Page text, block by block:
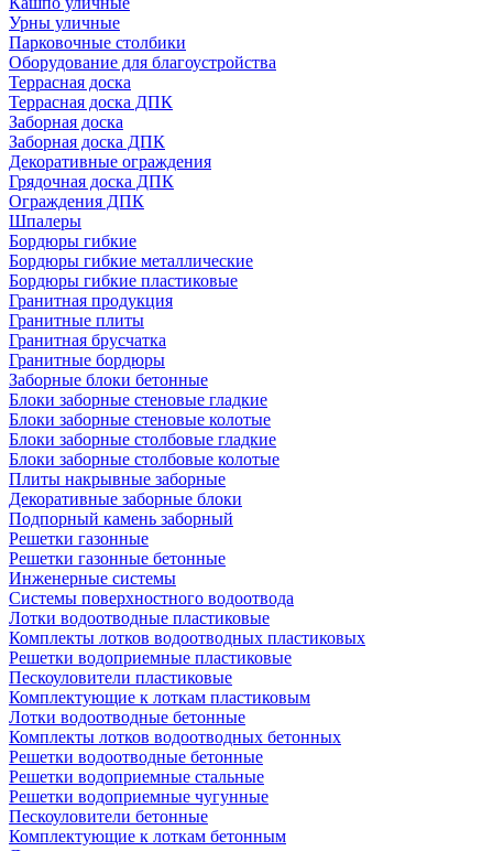
Урны уличные
Парковочные столбики
Оборудование для благоустройства
Террасная доска
Террасная доска ДПК
Заборная доска
Заборная доска ДПК
Декоративные ограждения
Грядочная доска ДПК
Ограждения ДПК
Шпалеры
Бордюры гибкие
Бордюры гибкие металлические
Бордюры гибкие пластиковые
Гранитная продукция
Гранитные плиты
Гранитная брусчатка
Гранитные бордюры
Заборные блоки бетонные
Блоки заборные стеновые гладкие
Блоки заборные стеновые колотые
Блоки заборные столбовые гладкие
Блоки заборные столбовые колотые
Плиты накрывные заборные
Декоративные заборные блоки
Подпорный камень заборный
Решетки газонные
Решетки газонные бетонные
Инженерные системы
Системы поверхностного водоотвода
Лотки водоотводные пластиковые
Комплекты лотков водоотводных пластиковых
Решетки водоприемные пластиковые
Пескоуловители пластиковые
Комплектующие к лоткам пластиковым
Лотки водоотводные бетонные
Комплекты лотков водоотводных бетонных
Решетки водоотводные бетонные
Решетки водоприемные стальные
Решетки водоприемные чугунные
Пескоуловители бетонные
Комплектующие к лоткам бетонным